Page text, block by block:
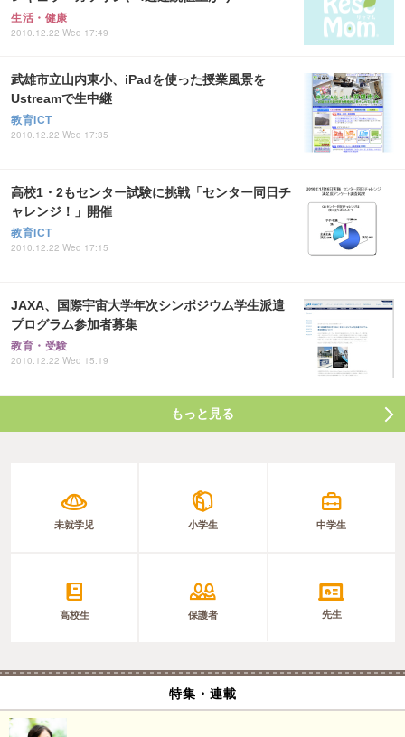
生活・健康
2010.12.22 Wed 17:49
武雄市立山内東小、iPadを使った授業風景を
Ustreamで生中継
教育ICT
2010.12.22 Wed 17:35
高校1・2もセンター試験に挑戦「センター同日チ
ャレンジ！」開催
教育ICT
2010.12.22 Wed 17:15
JAXA、国際宇宙大学年次シンポジウム学生派遣
プログラム参加者募集
教育・受験
2010.12.22 Wed 15:19
もっと見る
未就学児 小学生 中学生
高校生 保護者 先生
特集・連載